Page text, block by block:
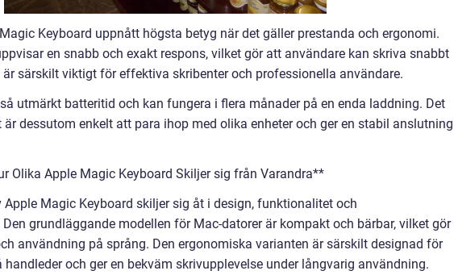
Keyboard uppnått högsta betyg när det gäller prestanda och ergonomi.
en snabb och exakt respons, vilket gör att användare kan skriva snabbt
särskilt viktigt för effektiva skribenter och professionella användare.
utmärkt batteritid och kan fungera i flera månader på en enda laddning. Det
dessutom enkelt att para ihop med olika enheter och ger en stabil anslutning
Olika Apple Magic Keyboard Skiljer sig från Varandra**
Apple Magic Keyboard skiljer sig åt i design, funktionalitet och
grundläggande modellen för Mac-datorer är kompakt och bärbar, vilket gör
användning på språng. Den ergonomiska varianten är särskilt designad för
och ger en bekväm skrivupplevelse under långvarig användning.